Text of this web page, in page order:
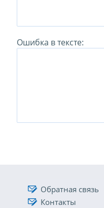
Ошибка в тексте:
Обратная связь
Контакты